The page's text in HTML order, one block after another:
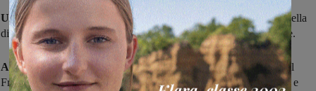
Una mattina molto interessante
per il mondo delle due ruote quella
di domenica, con due appuntamenti assolutamente da non perdere.
A Montevarchisi corre la "Coppa città di Montevarchi-Memorial
Franco Foggi", gara per esordienti del primo (partenza ore 9.30) e